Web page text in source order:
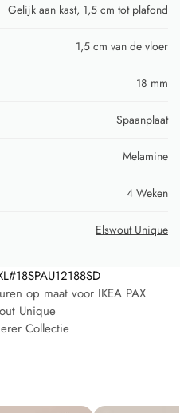
Gelijk aan kast, 1,5 cm tot plafond
1,5 cm van de vloer
18 mm
Spaanplaat
Melamine
4 Weken
Elswout Unique
op maat voor IKEA PAX
Unique
Collectie